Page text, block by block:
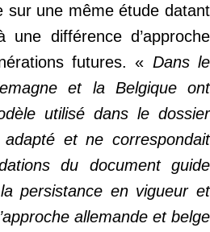
sur une même étude datant
différence d’approche
futures. « Dans le
et la Belgique ont
utilisé dans le dossier
adapté et ne correspondait
du document guide
persistance en vigueur et
allemande et belge